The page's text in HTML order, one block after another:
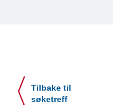
Tilbake til
søketreff